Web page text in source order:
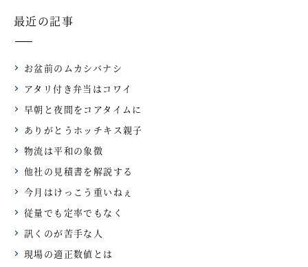
最近の記事
お盆前のムカシバナシ
アタリ付き弁当はコワイ
早朝と夜間をコアタイムに
ありがとうホッチキス親子
物流は平和の象徴
他社の見積書を解説する
今月はけっこう重いねぇ
従量でも定率でもなく
訊くのが苦手な人
現場の適正数値とは